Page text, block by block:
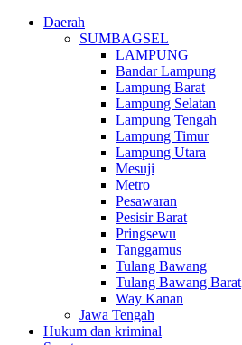
Daerah
SUMBAGSEL
LAMPUNG
Bandar Lampung
Lampung Barat
Lampung Selatan
Lampung Tengah
Lampung Timur
Lampung Utara
Mesuji
Metro
Pesawaran
Pesisir Barat
Pringsewu
Tanggamus
Tulang Bawang
Tulang Bawang Barat
Way Kanan
Jawa Tengah
Hukum dan kriminal